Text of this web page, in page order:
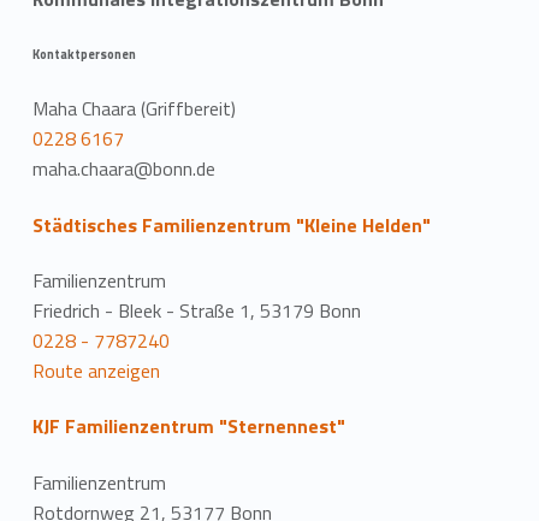
Kontaktpersonen
Maha Chaara (Griffbereit)
0228 6167
maha.chaara@bonn.de
Städtisches Familienzentrum "Kleine Helden"
Familienzentrum
Friedrich - Bleek - Straße 1, 53179 Bonn
0228 - 7787240
Route anzeigen
KJF Familienzentrum "Sternennest"
Familienzentrum
Rotdornweg 21, 53177 Bonn